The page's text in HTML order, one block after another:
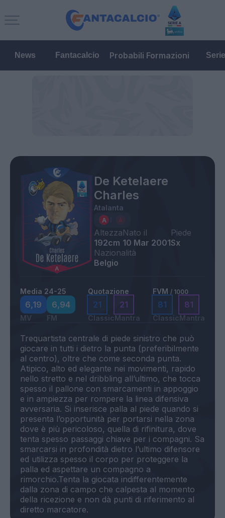
News Fantacalcio Probabili Formazioni
De Ketelaere
Charles
Atalanta
Altezza
192cm
Nato il
10 Mar 2001
Piede
Sx
Nazionalità
Belgio
Media 24-25
6,19
MV
6,94
FM
Quotazione
21
Classic
21
Mantra
FVM / 1000
81
Classic
81
Mantra
Trequartista centrale di piede sinistro che può
giocare in tutti i dietro la punta (preferibilmente
al centro), oltre che come seconda punta.
Atipico, alto ed elegante nei movimenti, rapido
nello stretto e nel dribbling all’ultimo, che tocca
spesso il pallone con smarcamenti in appoggio
e in ampiezza per rompere la linea difensiva
avversaria. Si inserisce palla al piede quando si
presenta l’opportunità per portarsi nella zona
dove è più pericoloso, quella di rifinitura, dove
tenta spesso passaggi chiave per i compagni. Sa
smarcarsi in profondità dietro l’ultimo difensore
ed utilizza spesso il corpo per proteggere la
palla ed aspettare un compagno a
rimorchio.Tenta la giocata indifferentemente
dalla zona di campo che calpesta al momento
della ricezione e non dà punti di riferimento al